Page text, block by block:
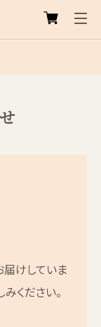
けしていま
ください。